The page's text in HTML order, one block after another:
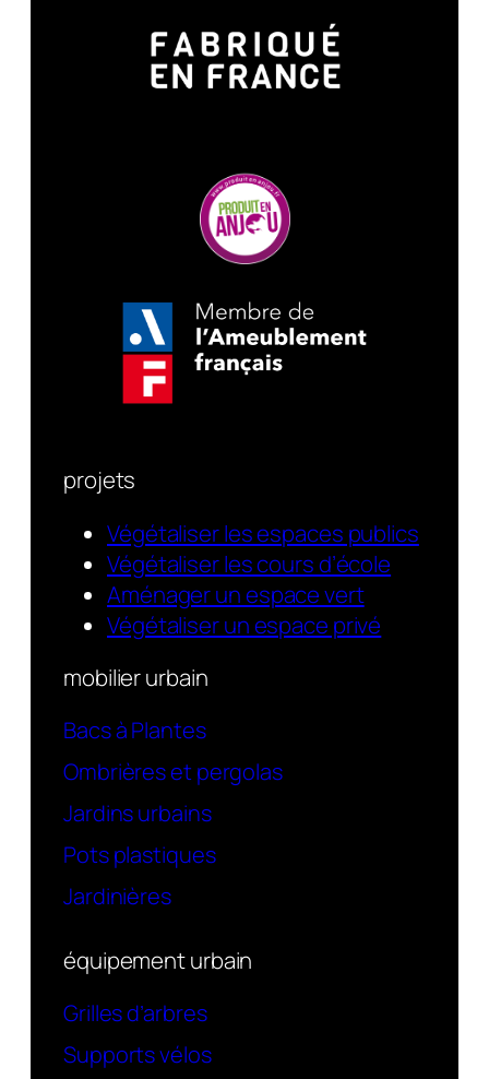
projets
Végétaliser les espaces publics
Végétaliser les cours d’école
Aménager un espace vert
Végétaliser un espace privé
mobilier urbain
Bacs à Plantes
Ombrières et pergolas
Jardins urbains
Pots plastiques
Jardinières
équipement urbain
Grilles d’arbres
Supports vélos